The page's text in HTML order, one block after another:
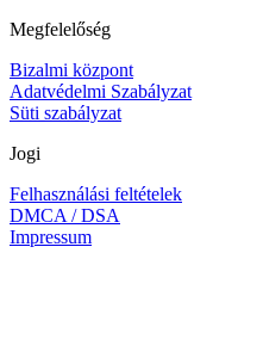
Megfelelőség
Bizalmi központ
Adatvédelmi Szabályzat
Süti szabályzat
Jogi
Felhasználási feltételek
DMCA / DSA
Impressum